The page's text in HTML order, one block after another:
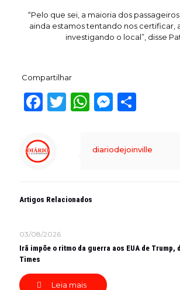
“Pelo que sei, a maioria dos
ainda estamos tentando nos certificar,
investigando o local”, disse
Compartilhar
Facebook
Twitter
WhatsApp
Share
diariodejoinville
Artigos Relacionados
03/08/2026
Irã impõe o ritmo da guerra aos EUA de Trump,
Times
Leia mais